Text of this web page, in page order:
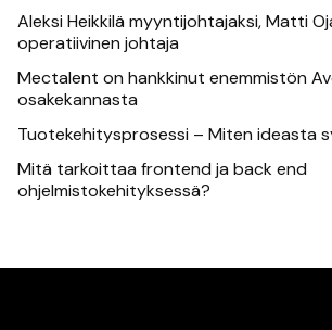
Aleksi Heikkilä myyntijohtajaksi, Matti
operatiivinen johtaja
Mectalent on hankkinut enemmistön
osakekannasta
Tuotekehitysprosessi – Miten ideasta
Mitä tarkoittaa frontend ja back end
ohjelmistokehityksessä?